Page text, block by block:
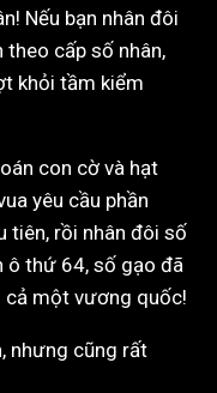
Nếu bạn nhân đôi
cấp số nhân,
khỏi tầm kiểm
con cờ và hạt
yêu cầu phần
tiên, rồi nhân đôi số
ô thứ 64, số gạo đã
cả một vương quốc!
nhưng cũng rất